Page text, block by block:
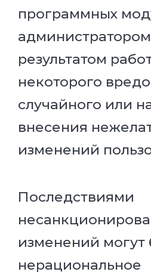
программных
результатом
некоторого
случайного или
внесения
изменений
Последствиями
изменений могут
нерациональное